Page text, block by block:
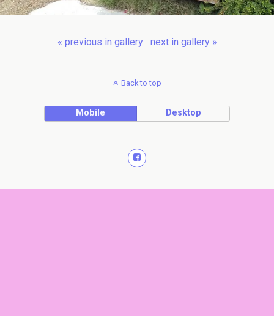
« previous in gallery next in gallery »
Back to top
Mobile Desktop